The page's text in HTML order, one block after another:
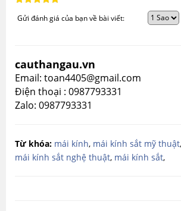
Gửi đánh giá của bạn về bài viết:
cauthangau.vn
Email: toan4405@gmail.com
Điện thoại : 0987793331
Zalo: 0987793331
Từ khóa: mái kính, mái kính sắt mỹ thuật,
mái kính sắt nghệ thuật, mái kính sắt,